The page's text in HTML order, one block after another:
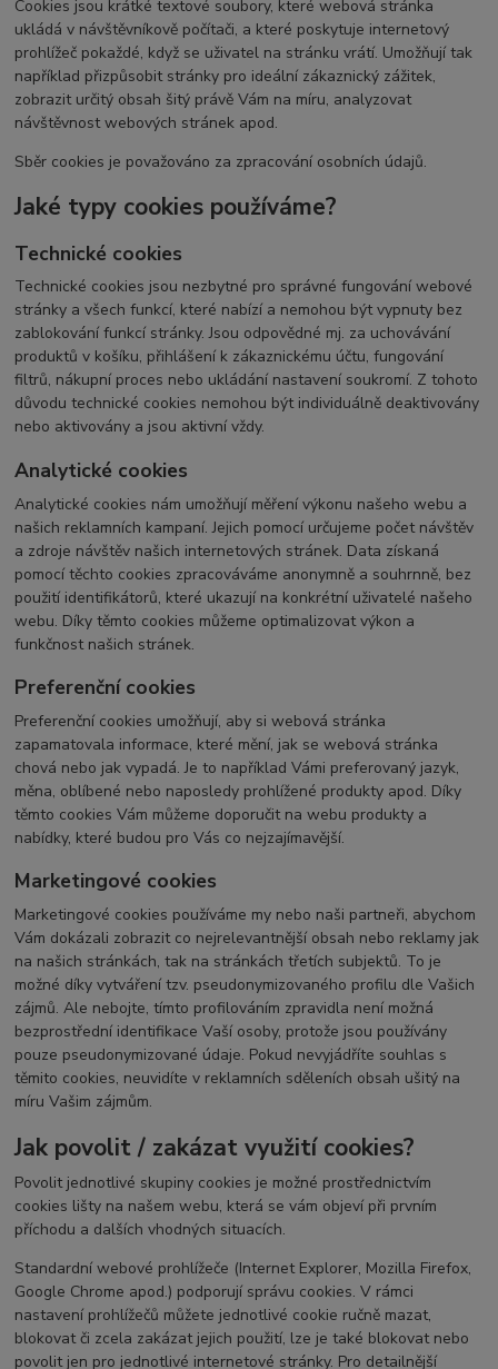
Cookies jsou krátké textové soubory, které webová stránka
ukládá v návštěvníkově počítači, a které poskytuje internetový
prohlížeč pokaždé, když se uživatel na stránku vrátí. Umožňují tak
například přizpůsobit stránky pro ideální zákaznický zážitek,
zobrazit určitý obsah šitý právě Vám na míru, analyzovat
návštěvnost webových stránek apod.
Sběr cookies je považováno za zpracování osobních údajů.
Jaké typy cookies používáme?
Technické cookies
Technické cookies jsou nezbytné pro správné fungování webové
stránky a všech funkcí, které nabízí a nemohou být vypnuty bez
zablokování funkcí stránky. Jsou odpovědné mj. za uchovávání
produktů v košíku, přihlášení k zákaznickému účtu, fungování
filtrů, nákupní proces nebo ukládání nastavení soukromí. Z tohoto
důvodu technické cookies nemohou být individuálně deaktivovány
nebo aktivovány a jsou aktivní vždy.
Analytické cookies
Analytické cookies nám umožňují měření výkonu našeho webu a
našich reklamních kampaní. Jejich pomocí určujeme počet návštěv
a zdroje návštěv našich internetových stránek. Data získaná
pomocí těchto cookies zpracováváme anonymně a souhrnně, bez
použití identifikátorů, které ukazují na konkrétní uživatelé našeho
webu. Díky těmto cookies můžeme optimalizovat výkon a
funkčnost našich stránek.
Preferenční cookies
Preferenční cookies umožňují, aby si webová stránka
zapamatovala informace, které mění, jak se webová stránka
chová nebo jak vypadá. Je to například Vámi preferovaný jazyk,
měna, oblíbené nebo naposledy prohlížené produkty apod. Díky
těmto cookies Vám můžeme doporučit na webu produkty a
nabídky, které budou pro Vás co nejzajímavější.
Marketingové cookies
Marketingové cookies používáme my nebo naši partneři, abychom
Vám dokázali zobrazit co nejrelevantnější obsah nebo reklamy jak
na našich stránkách, tak na stránkách třetích subjektů. To je
možné díky vytváření tzv. pseudonymizovaného profilu dle Vašich
zájmů. Ale nebojte, tímto profilováním zpravidla není možná
bezprostřední identifikace Vaší osoby, protože jsou používány
pouze pseudonymizované údaje. Pokud nevyjádříte souhlas s
těmito cookies, neuvidíte v reklamních sděleních obsah ušitý na
míru Vašim zájmům.
Jak povolit / zakázat využití cookies?
Povolit jednotlivé skupiny cookies je možné prostřednictvím
cookies lišty na našem webu, která se vám objeví při prvním
příchodu a dalších vhodných situacích.
Standardní webové prohlížeče (Internet Explorer, Mozilla Firefox,
Google Chrome apod.) podporují správu cookies. V rámci
nastavení prohlížečů můžete jednotlivé cookie ručně mazat,
blokovat či zcela zakázat jejich použití, lze je také blokovat nebo
povolit jen pro jednotlivé internetové stránky. Pro detailnější